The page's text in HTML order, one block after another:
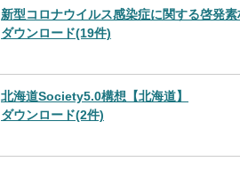
新型コロナウイルス感染症に関する啓発
ダウンロード(19件)
北海道Society5.0構想【北海道】
ダウンロード(2件)